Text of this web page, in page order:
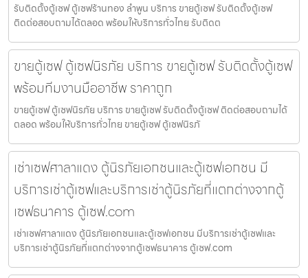
รับติดตั้งตู้เซฟ ตู้เซฟร้านทอง ลำพูน บริการ ขายตู้เซฟ รับติดตั้งตู้เซฟ
ติดต่อสอบถามได้ตลอด พร้อมให้บริการทั่วไทย รับติดต
ขายตู้เซฟ ตู้เซฟนิรภัย บริการ ขายตู้เซฟ รับติดตั้งตู้เซฟ
พร้อมทีมงานมืออาชีพ ราคาถูก
ขายตู้เซฟ ตู้เซฟนิรภัย บริการ ขายตู้เซฟ รับติดตั้งตู้เซฟ ติดต่อสอบถามได้
ตลอด พร้อมให้บริการทั่วไทย ขายตู้เซฟ ตู้เซฟนิรภั
เช่าเซฟศาลาแดง ตู้นิรภัยเอกชนและตู้เซฟเอกชน มี
บริการเช่าตู้เซฟและบริการเช่าตู้นิรภัยที่แตกต่างจากตู้
เซฟธนาคาร ตู้เซฟ.com
เช่าเซฟศาลาแดง ตู้นิรภัยเอกชนและตู้เซฟเอกชน มีบริการเช่าตู้เซฟและ
บริการเช่าตู้นิรภัยที่แตกต่างจากตู้เซฟธนาคาร ตู้เซฟ.com